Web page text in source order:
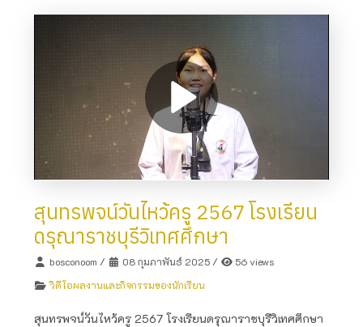
สุนทรพจน์วันไหว้ครู 2567 โรงเรียน
ดรุณาราชบุรีวิเทศศึกษา
bosconoom / 08 กุมภาพันธ์ 2025/
56 views
วิดีโอผลงานและกิจกรรมของนักเรียน
สุนทรพจน์วันไหว้ครู 2567 โรงเรียนดรุณาราชบุรีวิเทศศึกษา